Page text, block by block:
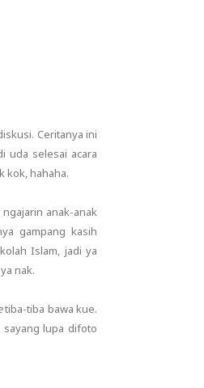
Ceritanya ini
uda selesai acara
kok, hahaha.
anak-anak
gampang kasih
Islam, jadi ya
nak.
tiba-tiba bawa kue.
lupa difoto